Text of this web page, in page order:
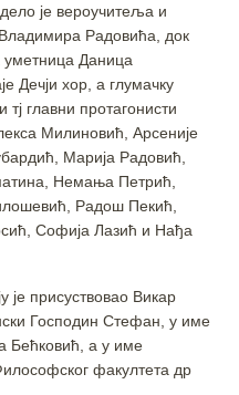
је вероучитеља и
Радовића, док
уметница Даница
Дечји хор, а глумачку
тј главни протагонисти
Милиновић, Арсеније
Марија Радовић,
Немања Петрић,
Радош Пекић,
Софија Лазић и Нађа
је присуствовао Викар
Господин Стефан, у име
Бећковић, а у име
факултета др